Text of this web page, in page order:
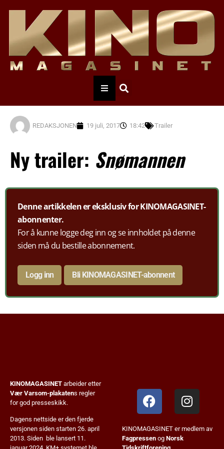
REDAKSJONEN 19 juli, 2017 18:42 Trailer
Ny trailer: Snømannen
Denne artikkelen er eksklusiv for KINOMAGASINET-
abonnenter.
For å kunne logge deg inn og se innholdet på denne
siden må du bestille abonnement.
Logg inn Bli KINOMAGASINET-abonnent
KINOMAGASINET arbeider etter
Vær Varsom-plakatens regler
for god presseskikk.
Dagens nettside er den fjerde
versjonen siden starten 26. april
2013. Siden ble lansert 11.
KINOMAGASINET er medlem av
Fagpressen og Norsk